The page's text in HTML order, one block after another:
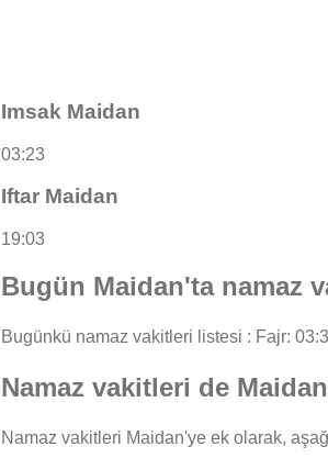
Imsak Maidan
03:23
Iftar Maidan
19:03
Bugün Maidan'ta namaz
Bugünkü namaz vakitleri listesi : Fajr:
Namaz vakitleri de
Namaz vakitleri Maidan'ye ek olarak,